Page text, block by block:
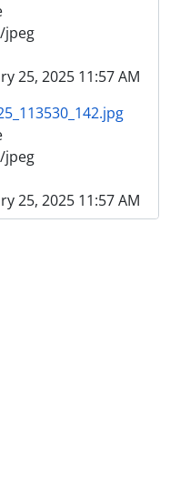
jpeg
25, 2025 11:57 AM
jpeg
25, 2025 11:57 AM